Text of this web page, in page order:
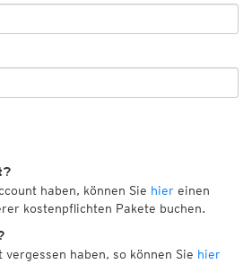
haben, können Sie hier einen
kostenpflichten Pakete buchen.
haben, so können Sie hier